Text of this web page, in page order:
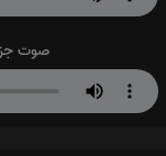
صوت جزء